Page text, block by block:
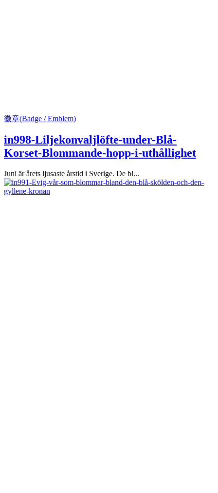
徽章(Badge / Emblem)
in998-Liljekonvaljlöfte-under-Blå-
Korset-Blommande-hopp-i-uthållighet
Juni är årets ljusaste årstid i Sverige. De bl...